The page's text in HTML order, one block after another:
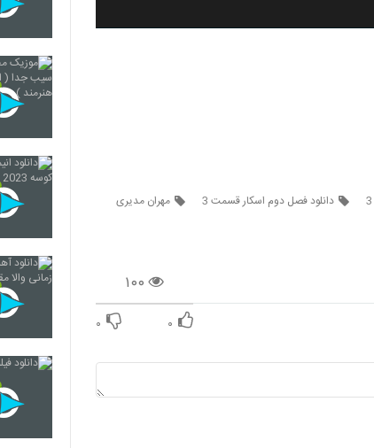
دانلود فصل دوم اسکار قسمت 3
مهران مدیری
۱۰۰
۰ ۰